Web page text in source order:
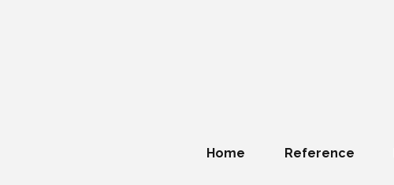
Home Reference